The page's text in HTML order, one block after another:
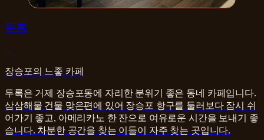
두록
→
장승포의 느좋 카페
두록은 거제 장승포동에 자리한 분위기 좋은 동네 카페입니다.
삼삼해물 건물 맞은편에 있어 장승포 항구를 둘러보다 잠시 쉬
어가기 좋고, 아메리카노 한 잔으로 여유로운 시간을 보내기 좋
습니다. 차분한 공간을 찾는 이들이 자주 찾는 곳입니다.